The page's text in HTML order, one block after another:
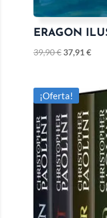
ERAGON
39,90€37,91 €
¡Oferta!